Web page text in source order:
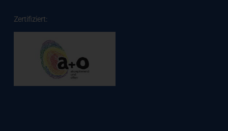
Zertifiziert: